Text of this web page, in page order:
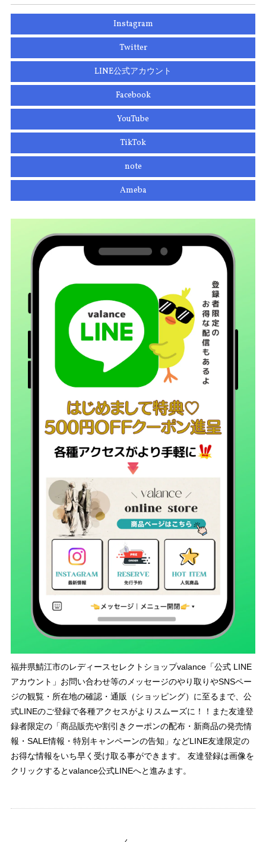
Instagram
Twitter
LINE公式アカウント
Facebook
YouTube
TikTok
note
Ameba
福井県鯖江市のレディースセレクトショップvalance「公式 LINE
アカウント」お問い合わせ等のメッセージのやり取りやSNSペー
ジの観覧・所在地の確認・通販（ショッピング）に至るまで、公
式LINEのご登録で各種アクセスがよりスムーズに！！また友達登
録者限定の「商品販売や割引きクーポンの配布・新商品の発売情
報・SALE情報・特別キャンペーンの告知」などLINE友達限定の
お得な情報をいち早く受け取る事ができます。 友達登録は画像を
クリックするとvalance公式LINEへと進みます。